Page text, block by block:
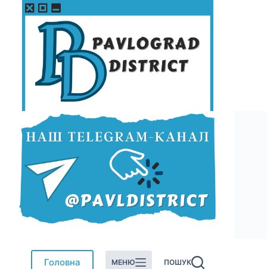
Перейти
Головна МЕНЮ ПОШУК